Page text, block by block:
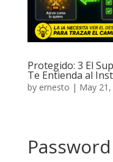
Protegido: 3 El
Te Entienda al
by ernesto | May